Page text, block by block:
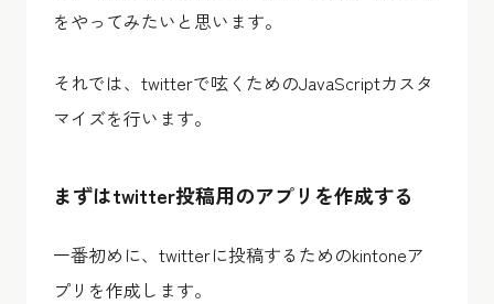
をやってみたいと思います。
それでは、twitterで呟くためのJavaScriptカスタ
マイズを行います。
まずはtwitter投稿用のアプリを作成する
一番初めに、twitterに投稿するためのkintoneア
プリを作成します。